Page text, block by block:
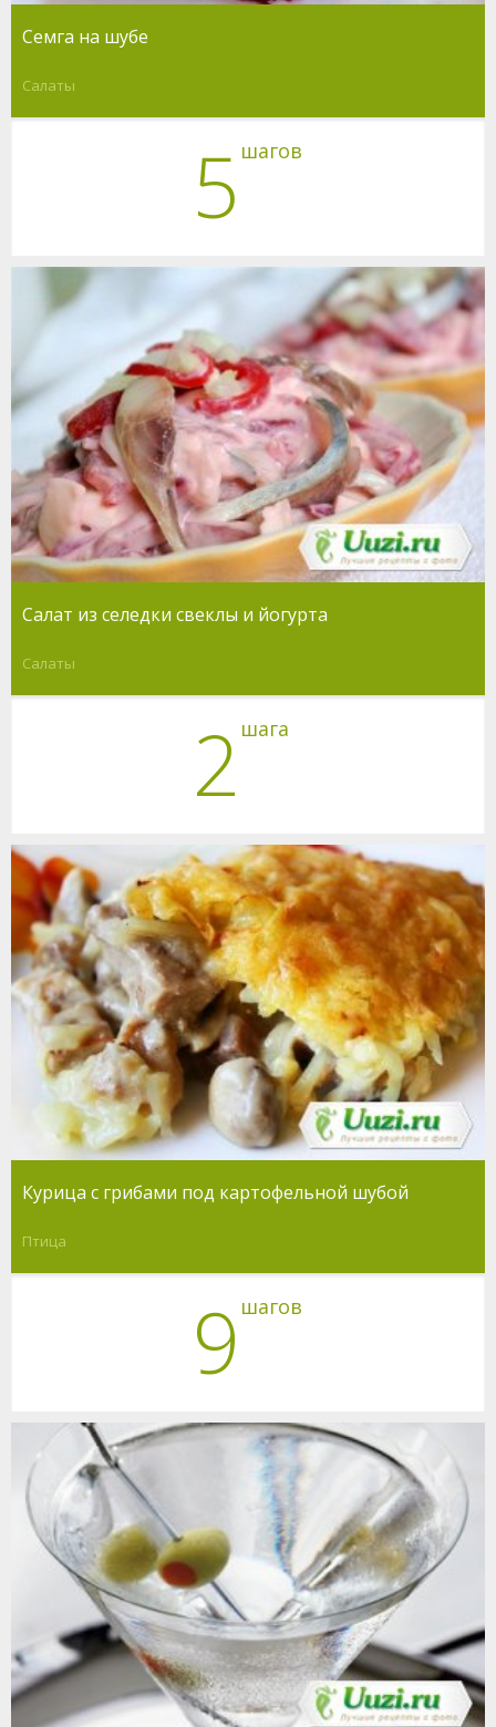
Семга на шубе
Салаты
5 шагов
Салат из селедки свеклы и йогурта
Салаты
2 шага
Курица с грибами под картофельной шубой
Птица
9 шагов